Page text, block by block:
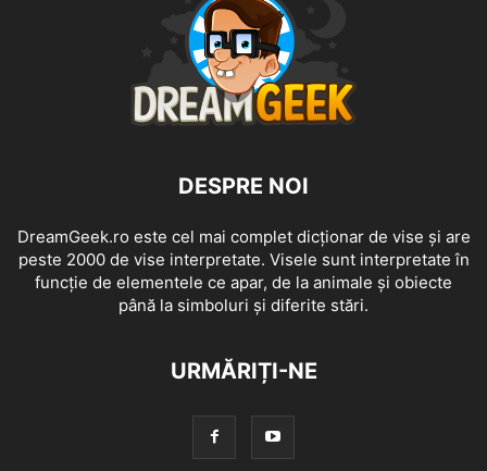
DESPRE NOI
DreamGeek.ro este cel mai complet dicționar de vise și are
peste 2000 de vise interpretate. Visele sunt interpretate în
funcție de elementele ce apar, de la animale și obiecte
până la simboluri și diferite stări.
URMĂRIȚI-NE